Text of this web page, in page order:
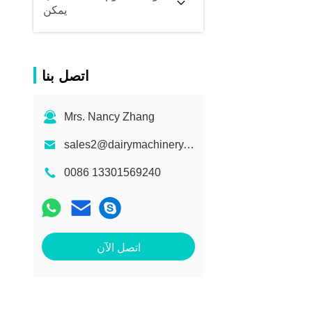
يمكن
اتصل بنا
Mrs. Nancy Zhang
sales2@dairymachinery.cc
0086 13301569240
اتصل الآن